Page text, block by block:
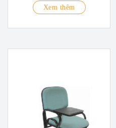
Xem thêm